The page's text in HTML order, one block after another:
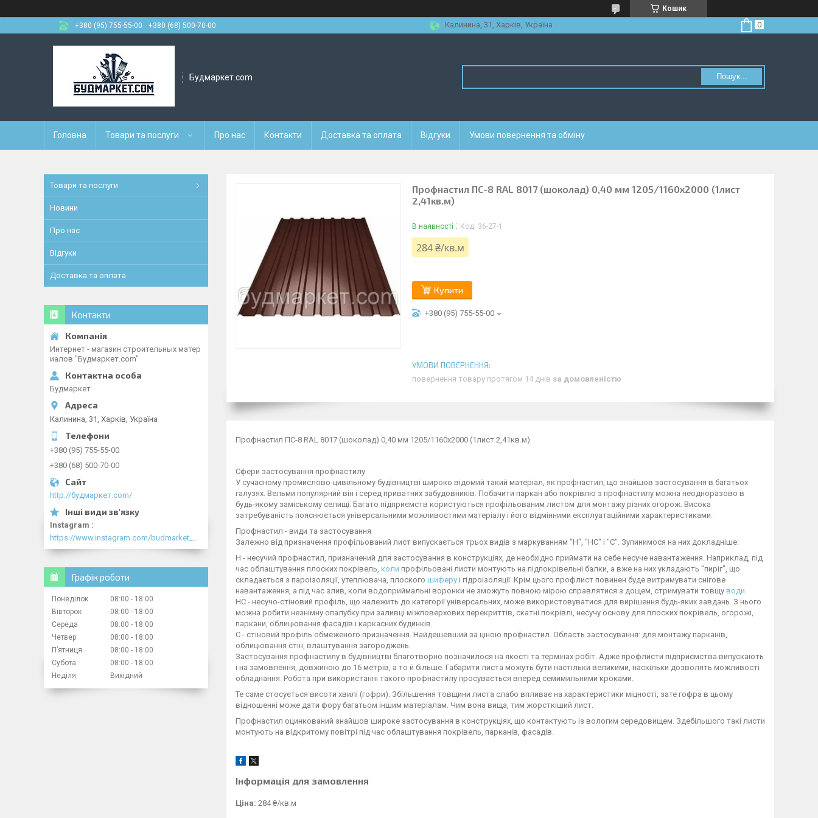
Кошик
+380 (95) 755-55-00
+380 (68) 500-70-00 Калинина, 31, Харків, Україна
Будмаркет.com Пошук...
Головна Товари та послуги Про нас Контакти Доставка та оплата Відгуки Умови повернення та обміну
Профнастил ПС-8 RAL 8017 (шоколад) 0,40 мм 1205/1160х2000 (1лист
2,41кв.м)
В наявності Код: 36-27-1
284 ₴/кв.м
Купити
+380 (95) 755-55-00
повернення товару протягом 14 днів за домовленістю
Профнастил ПС-8 RAL 8017 (шоколад) 0,40 мм 1205/1160х2000 (1лист 2,41кв.м)
Сфери застосування профнастилу
У сучасному промислово-цивільному будівництві широко відомий такий матеріал, як профнастил, що знайшов застосування в багатьох
галузях. Вельми популярний він і серед приватних забудовників. Побачити паркан або покрівлю з профнастилу можна неодноразово в
будь-якому заміському селищі. Багато підприємств користуються профільованим листом для монтажу різних огорож. Висока
затребуваність пояснюється універсальними можливостями матеріалу і його відмінними експлуатаційними характеристиками.
Профнастил - види та застосування
Залежно від призначення профільований лист випускається трьох видів з маркуванням "Н", "НС" і "С". Зупинимося на них докладніше:
Н - несучий профнастил, призначений для застосування в конструкціях, де необхідно приймати на себе несуче навантаження. Наприклад, під
час облаштування плоских покрівель, коли профільовані листи монтують на підпокрівельні балки, а вже на них укладають "пиріг", що
складається з пароізоляції, утеплювача, плоского шиферу і гідроізоляції. Крім цього профлист повинен буде витримувати снігове
навантаження, а під час злив, коли водоприймальні воронки не зможуть повною мірою справлятися з дощем, стримувати товщу води
НС - несучо-стіновий профіль, що належить до категорії універсальних, може використовуватися для вирішення будь-яких завдань. З нього
можна робити незнімну опалубку при заливці міжповерхових перекриттів, скатні покрівлі, несучу основу для плоских покрівель, огорожі,
паркани, облицювання фасадів і каркасних будинків.
С - стіновий профіль обмеженого призначення. Найдешевший за ціною профнастил. Область застосування: для монтажу парканів,
облицювання стін, влаштування загороджень.
Застосування профнастилу в будівництві благотворно позначилося на якості та термінах робіт. Адже профлисти підприємства випускають
і на замовлення, довжиною до 16 метрів, а то й більше. Габарити листа можуть бути настільки великими, наскільки дозволять можливості
обладнання. Робота при використанні такого профнастилу просувається вперед семимильними кроками.
Те саме стосується висоти хвилі (гофри). Збільшення товщини листа слабо впливає на характеристики міцності, зате гофра в цьому
відношенні може дати фору багатьом іншим матеріалам. Чим вона вища, тим жорсткіший лист.
Профнастил оцинкований знайшов широке застосування в конструкціях, що контактують із вологим середовищем. Здебільшого такі листи
монтують на відкритому повітрі під час облаштування покрівель, парканів, фасадів.
Інформація для замовлення
Ціна: 284 ₴/кв.м
Товари та послуги
Новини
Про нас
Відгуки
Доставка та оплата
Контакти
Интернет - магазин строительных матер
иалов "Будмаркет.com"
Будмаркет
Калинина, 31, Харків, Україна
+380 (95) 755-55-00
+380 (68) 500-70-00
http://будмаркет.com/
Instagram
Графік роботи
Понеділок 08:00
18:00
Вівторок
08:00
18:00
Середа
08:00
18:00
Четвер
08:00
18:00
Пʼятниця
08:00
18:00
Субота
08:00
18:00
Неділя
Вихідний